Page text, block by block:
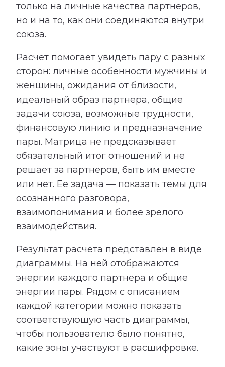
только на личные качества партнеров,
но и на то, как они соединяются внутри
союза.
Расчет помогает увидеть пару с разных
сторон: личные особенности мужчины и
женщины, ожидания от близости,
идеальный образ партнера, общие
задачи союза, возможные трудности,
финансовую линию и предназначение
пары. Матрица не предсказывает
обязательный итог отношений и не
решает за партнеров, быть им вместе
или нет. Ее задача — показать темы для
осознанного разговора,
взаимопонимания и более зрелого
взаимодействия.
Результат расчета представлен в виде
диаграммы. На ней отображаются
энергии каждого партнера и общие
энергии пары. Рядом с описанием
каждой категории можно показать
соответствующую часть диаграммы,
чтобы пользователю было понятно,
какие зоны участвуют в расшифровке.